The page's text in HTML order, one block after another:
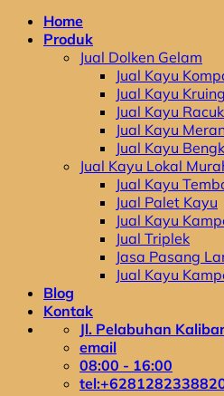
Home
Produk
Jual Dolken Gelam
Jual Kayu
Jual Kayu Kruing
Jual Kayu Racuk
Jual Kayu
Jual Kayu
Jual Kayu Lokal
Jual Kayu
Jual Palet Kayu
Jual Kayu
Jual Triplek
Jasa Pasang
Jual Kayu
Blog
Kontak
Jl. Pelabuhan
email
08:00 - 16:00